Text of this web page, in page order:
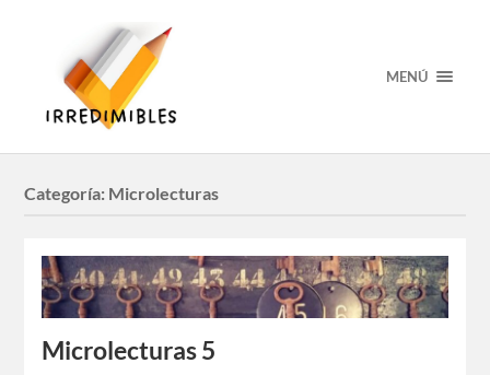
MENÚ
Categoría: Microlecturas
Microlecturas 5